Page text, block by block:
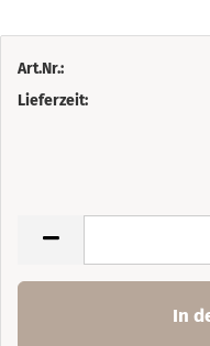
Art.Nr.:
Lieferzeit: